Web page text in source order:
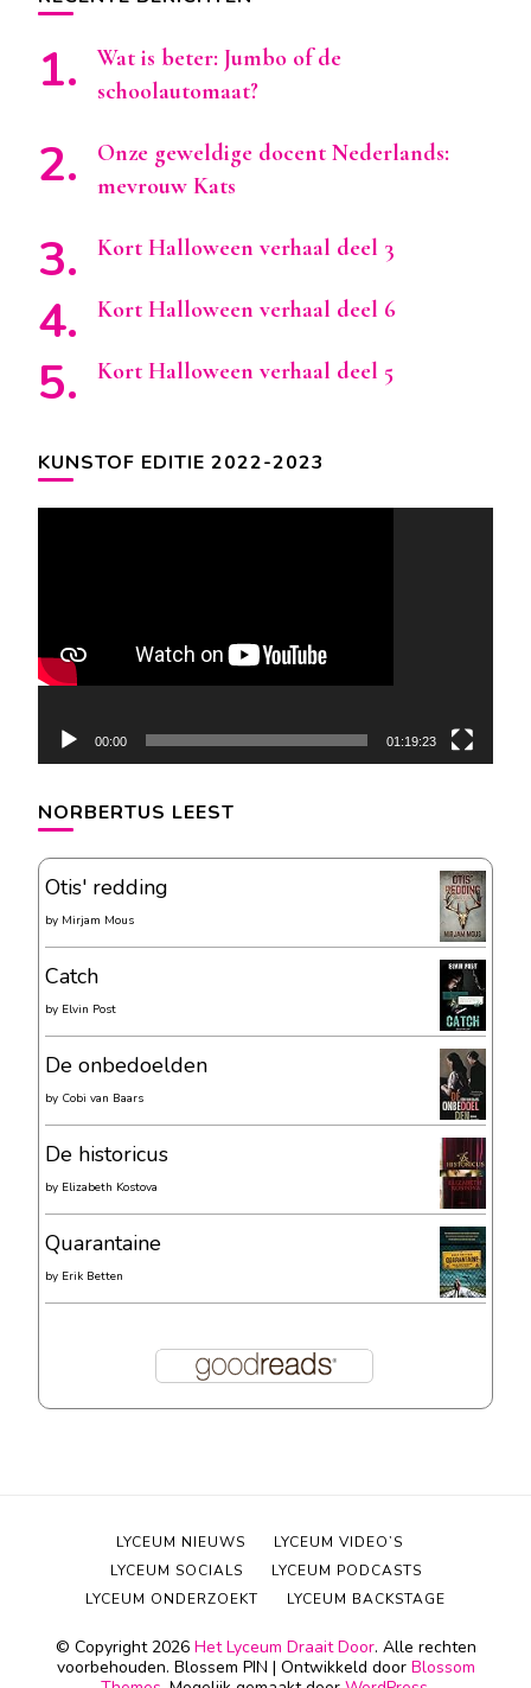
Wat is beter: Jumbo of de
schoolautomaat?
Onze geweldige docent Nederlands:
mevrouw Kats
Kort Halloween verhaal deel 3
Kort Halloween verhaal deel 6
Kort Halloween verhaal deel 5
KUNSTOF EDITIE 2022-2023
00:00 01:19:23
NORBERTUS LEEST
Otis' redding
by Mirjam Mous
Catch
by Elvin Post
De onbedoelden
by Cobi van Baars
De historicus
by Elizabeth Kostova
Quarantaine
by Erik Betten
© Copyright 2026 Het Lyceum Draait Door. Alle rechten
voorbehouden. Blossem PIN | Ontwikkeld door Blossom
LYCEUM NIEUWS
LYCEUM VIDEO’S
LYCEUM SOCIALS
LYCEUM PODCASTS
LYCEUM ONDERZOEKT
LYCEUM BACKSTAGE